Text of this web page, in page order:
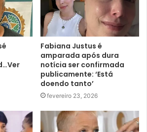
Fabiana Justus é
amparada após dura
notícia ser confirmada
publicamente: ‘Está
doendo tanto’
fevereiro 23, 2026